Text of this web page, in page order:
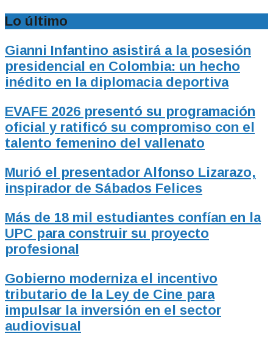
Lo último
Gianni Infantino asistirá a la posesión
presidencial en Colombia: un hecho
inédito en la diplomacia deportiva
EVAFE 2026 presentó su programación
oficial y ratificó su compromiso con el
talento femenino del vallenato
Murió el presentador Alfonso Lizarazo,
inspirador de Sábados Felices
Más de 18 mil estudiantes confían en la
UPC para construir su proyecto
profesional
Gobierno moderniza el incentivo
tributario de la Ley de Cine para
impulsar la inversión en el sector
audiovisual